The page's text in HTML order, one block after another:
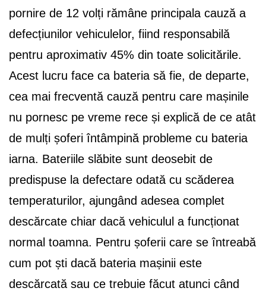
pornire de 12 volți rămâne principala cauză a
defecțiunilor vehiculelor, fiind responsabilă
pentru aproximativ 45% din toate solicitările.
Acest lucru face ca bateria să fie, de departe,
cea mai frecventă cauză pentru care mașinile
nu pornesc pe vreme rece și explică de ce atât
de mulți șoferi întâmpină probleme cu bateria
iarna. Bateriile slăbite sunt deosebit de
predispuse la defectare odată cu scăderea
temperaturilor, ajungând adesea complet
descărcate chiar dacă vehiculul a funcționat
normal toamna. Pentru șoferii care se întreabă
cum pot ști dacă bateria mașinii este
descărcată sau ce trebuie făcut atunci când